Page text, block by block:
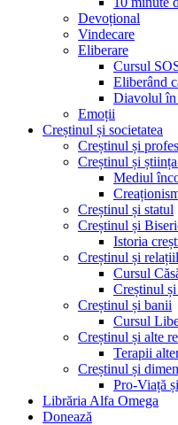
Devoțional
Vindecare
Eliberare
Cursul
Eliberând
Diavolul în
Emoții
Creștinul și societatea
Creștinul și
Creștinul și
Mediul
Creștinul și statul
Creștinul și
Istoria
Creștinul și
Cursul
Creștinul și
Creștinul și banii
Cursul
Creștinul și alte
Terapii
Creștinul și
Pro-Viață
Librăria Alfa Omega
Donează